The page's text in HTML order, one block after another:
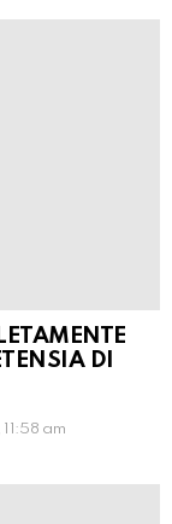
DI
am